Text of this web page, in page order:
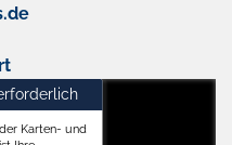
Karten- und